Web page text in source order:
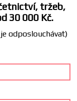
tržeb,
30 000 Kč.
odposlouchávat)